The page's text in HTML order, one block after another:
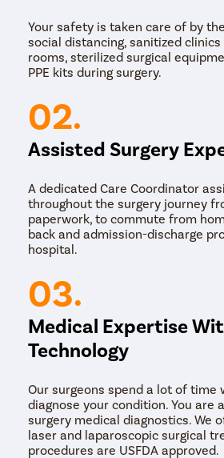
बनवतात आणि लेप्रोस्कोप
अन्यथा लहान दिसण्यासाठी
स्पष्टतेसह अधिक अचूकता
मदत होते.
नंतर रक्त कमी होण्यासाठी
वापरून गर्भाशय आणि त्याचे
अवयव वेगळे केले जातात.
झाल्यानंतर, योनिमार्गाद्वारे
जाते. बहुतेक लॅप्रोस्कोपिक
पेक्षा कमी) स्वतःच बरे होतात,
एक कीहोल सिवनीने बंद केले
कालव्याच्या मार्गावर काही
जातात. तथापि, ओटीपोटाच्या
तुलनेत ते फारच कमी आहेत
आठवड्यांच्या आत
Your safety is taken care of by
social distancing, sanitized
rooms, sterilized surgical
PPE kits during surgery.
02.
Assisted Surgery
A dedicated Care Coordinator
throughout the surgery journey
paperwork, to commute from
back and admission-discharge
hospital.
03.
Medical Expertise
Technology
Our surgeons spend a lot of time
diagnose your condition. You are
surgery medical diagnostics. We
laser and laparoscopic surgical
procedures are USFDA approved.